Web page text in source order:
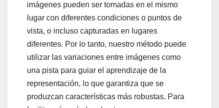
imágenes pueden ser tomadas en el mismo
lugar con diferentes condiciones o puntos de
vista, o incluso capturadas en lugares
diferentes. Por lo tanto, nuestro método puede
utilizar las variaciones entre imágenes como
una pista para guiar el aprendizaje de la
representación, lo que garantiza que se
produzcan características más robustas. Para